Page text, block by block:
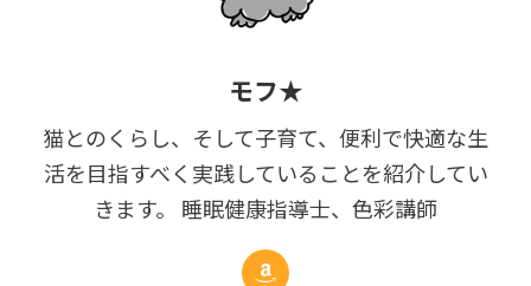
モフ★
猫とのくらし、そして子育て、便利で快適な生
活を目指すべく実践していることを紹介してい
きます。 睡眠健康指導士、色彩講師